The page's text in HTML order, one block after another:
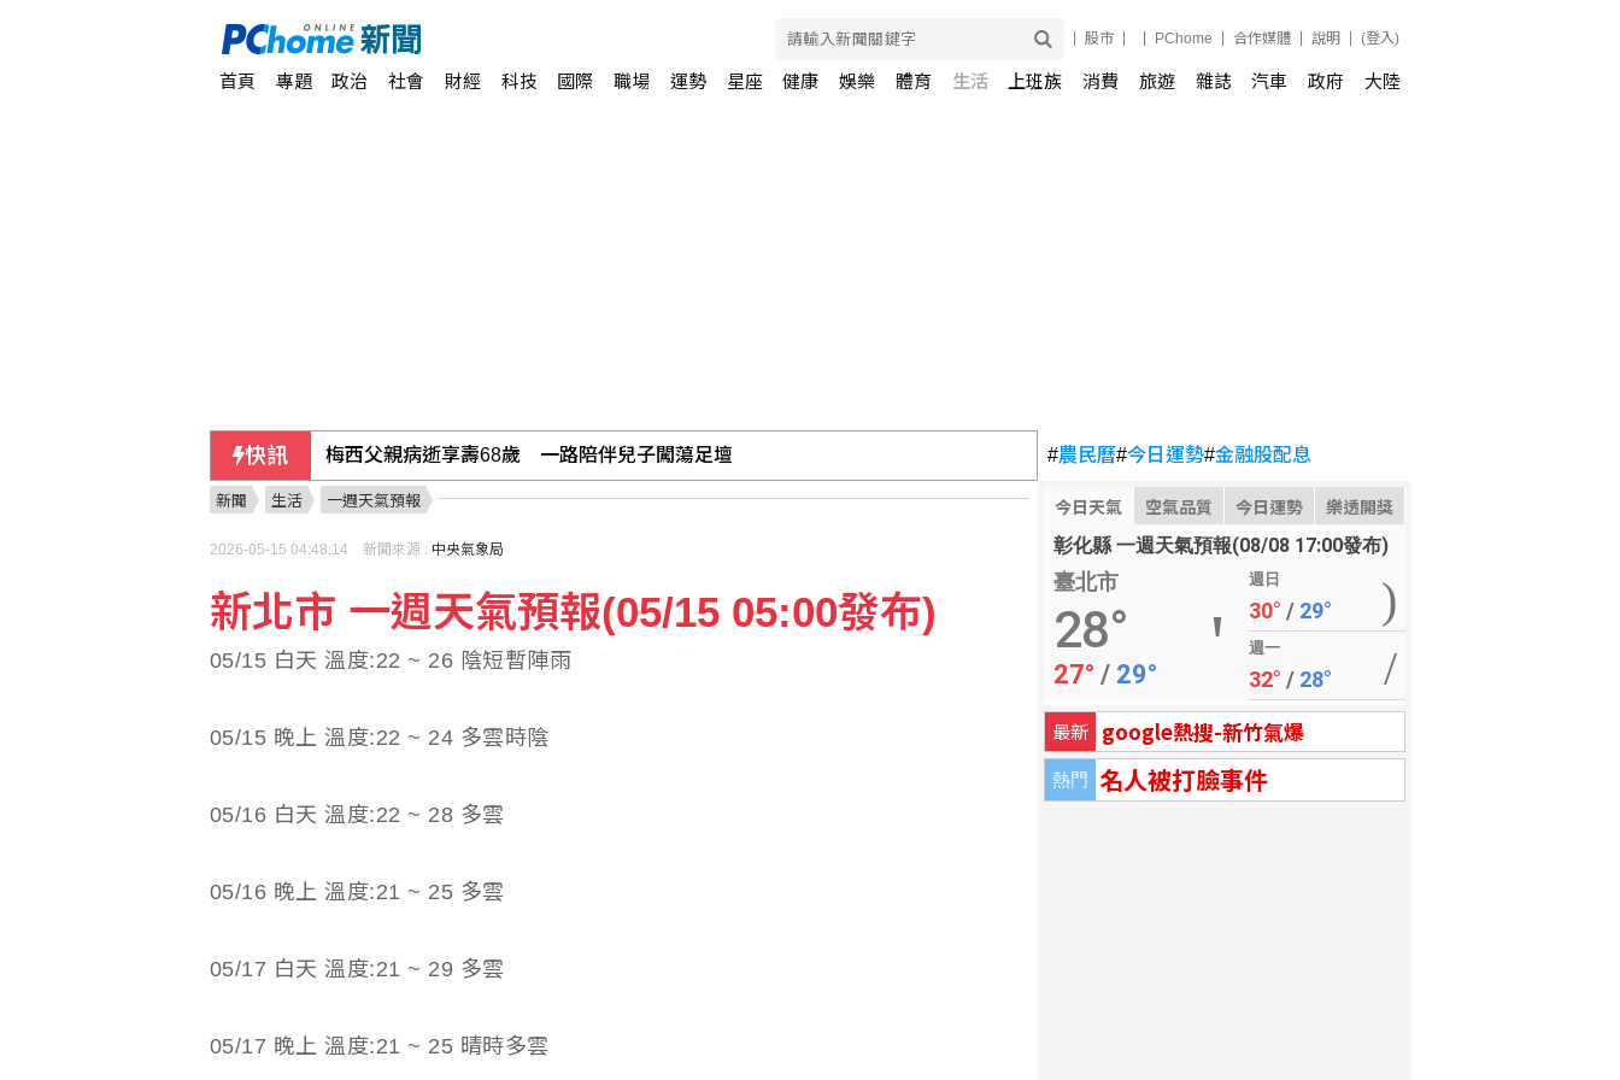
股市 PChome 合作媒體 說明 (登入)
首頁 專題 政治 社會 財經 科技 國際 職場 運勢 星座 健康 娛樂 體育 生活 上班族 消費 旅遊 雜誌 汽車 政府 大陸
快訊 梅西父親病逝享壽68歲 一路陪伴兒子闖蕩足壇 #農民曆#今日運勢#金融股配息
今日天氣 空氣品質 今日運勢 樂透開獎
彰化縣 一週天氣預報(08/08 17:00發布)
臺北市
28°
27° / 29°
週日
30° / 29°
週一
32° / 28°
最新 google熱搜-新竹氣爆
熱門 名人被打臉事件
新聞 生活 一週天氣預報
2026-05-15 04:48:14 新聞來源 : 中央氣象局
新北市 一週天氣預報(05/15 05:00發布)
05/15 白天 溫度:22 ~ 26 陰短暫陣雨
05/15 晚上 溫度:22 ~ 24 多雲時陰
05/16 白天 溫度:22 ~ 28 多雲
05/16 晚上 溫度:21 ~ 25 多雲
05/17 白天 溫度:21 ~ 29 多雲
05/17 晚上 溫度:21 ~ 25 晴時多雲